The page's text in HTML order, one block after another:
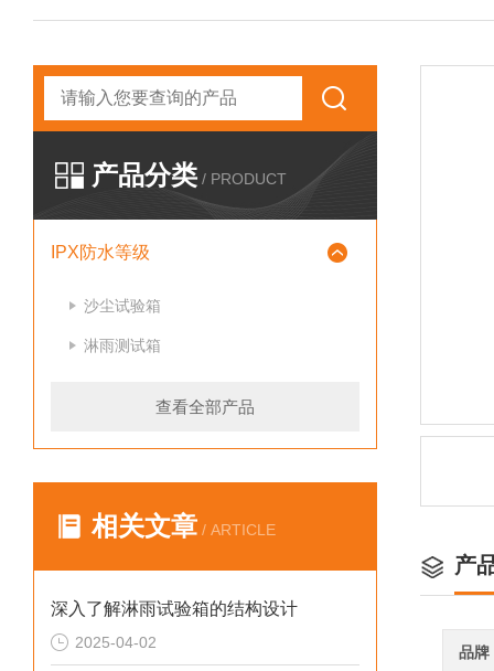
产品分类 / PRODUCT
IPX防水等级
沙尘试验箱
淋雨测试箱
查看全部产品
相关文章 / ARTICLE
深入了解淋雨试验箱的结构设计
2025-04-02
产
品牌